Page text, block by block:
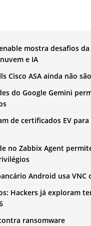
mostra desafios da
e IA
Cisco ASA ainda não
do Google Gemini
de certificados EV
no Zabbix Agent
Android usa VNC
Hackers já exploram
ransomware